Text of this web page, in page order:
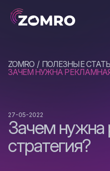
ZOMRO
ПОЛЕЗНЫЕ
ЗАЧЕМ НУЖНА
Зачем нужна
стратегия?
27-05-2022